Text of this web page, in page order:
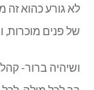
לא גורע כהוא
של פנים מוכרות,
ושיהיה ברור-